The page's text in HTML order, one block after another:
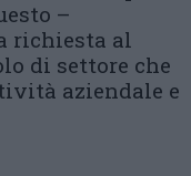
–
richiesta al
di settore che
aziendale e